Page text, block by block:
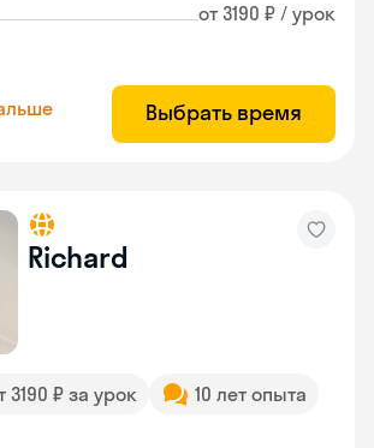
от 3190 ₽ / урок
Выбрать время
Richard
3190 ₽ за урок
10 лет опыта